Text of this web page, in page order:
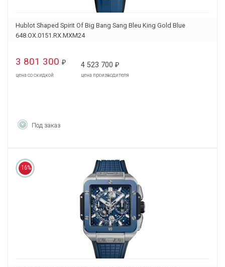
Hublot Shaped Spirit Of Big Bang Sang Bleu King Gold Blue
648.OX.0151.RX.MXM24
3 801 300 ₽
цена со скидкой
4 523 700 ₽
цена производителя
Под заказ
16%